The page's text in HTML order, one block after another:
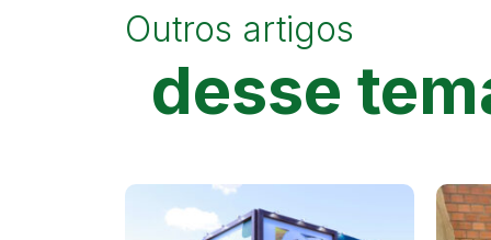
Outros artigos
desse